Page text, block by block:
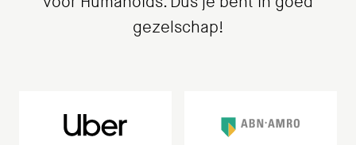
gezelschap!